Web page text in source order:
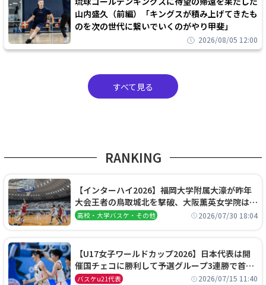
山内盛久（前編）「キングスが積み上げてきたも
のを次の世代に繋いでいくのがやり甲斐」
2026/08/05 12:00
すべて見る
RANKING
【インターハイ2026】福岡大学附属大濠が昨年
大会王者の鳥取城北を撃破、大阪薫英女学院は岐
阜女子に完勝、大会3日目試合結果
高校・大学バスケ・その他 2026/07/30 18:04
【U17女子ワールドカップ2026】日本代表は開
催国チェコに勝利して予選グループ3連勝で首位
通過！準々決勝の相手はエジプトに決定
バスケu21代表 2026/07/15 11:40